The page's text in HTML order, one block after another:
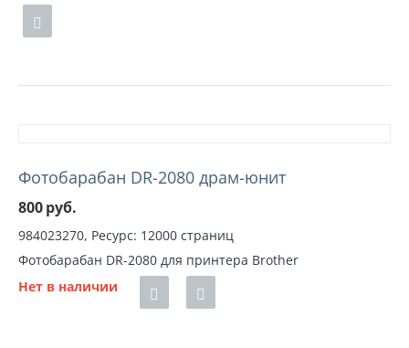
Фотобарабан DR-2080 драм-юнит
800руб.
984023270, Ресурс: 12000 страниц
Фотобарабан DR-2080 для принтера Brother
Нет в наличии